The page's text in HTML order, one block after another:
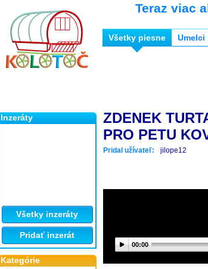
Inzeráty
Všetky inzeráty
Pridať inzerát
Kategórie
Teraz viac
Všetky piesne Umelci
ZDENEK
PRO PETU
Pridal užívateľ: jilope12
00:00